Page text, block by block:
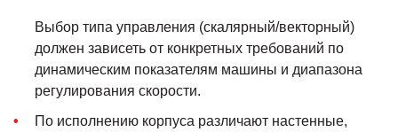
Выбор типа управления (скалярный/векторный)
должен зависеть от конкретных требований по
динамическим показателям машины и диапазона
регулирования скорости.
По исполнению корпуса различают настенные,